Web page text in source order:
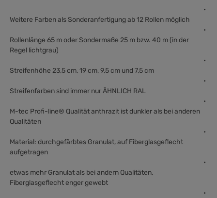
•
Weitere Farben als Sonderanfertigung ab 12 Rollen möglich
•
Rollenlänge 65 moder Sondermaße 25 m bzw. 40 m (in der
Regel lichtgrau)
•
Streifenhöhe 23,5 cm, 19 cm, 9,5 cm und 7,5 cm
•
Streifenfarben sind immer nur ÄHNLICH RAL
•
M-tec Profi-line® Qualität anthrazit ist dunkler als bei anderen
Qualitäten
•
Material: durchgefärbtes Granulat, auf Fiberglasgeflecht
aufgetragen
•
etwas mehr Granulat als bei andern Qualitäten,
Fiberglasgeflecht enger gewebt
•